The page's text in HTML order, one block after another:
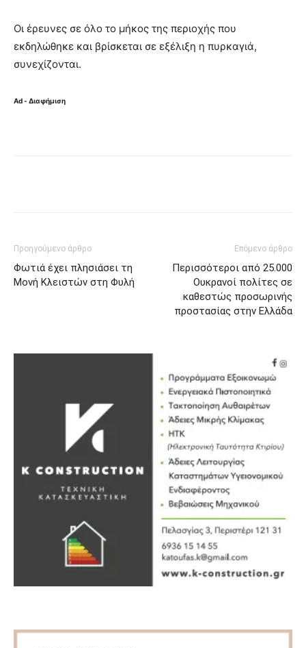
Οι έρευνες σε όλο το μήκος της περιοχής που
εκδηλώθηκε και βρίσκεται σε εξέλιξη η πυρκαγιά,
συνεχίζονται.
Ad - Διαφήμιση
Προηγούμενο άρθρο
Φωτιά έχει πλησιάσει τη
Μονή Κλειστών στη Φυλή
Επόμενο άρθρο
Περισσότεροι από 25.000
Ουκρανοί πολίτες σε
καθεστώς προσωρινής
προστασίας στην Ελλάδα